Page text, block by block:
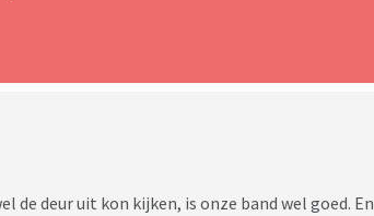
de deur uit kon kijken, is onze band wel goed. En